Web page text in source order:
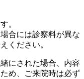
。
合には診察料が異な
ください。
にされた場合、内容
め、
ご来院時は必ず